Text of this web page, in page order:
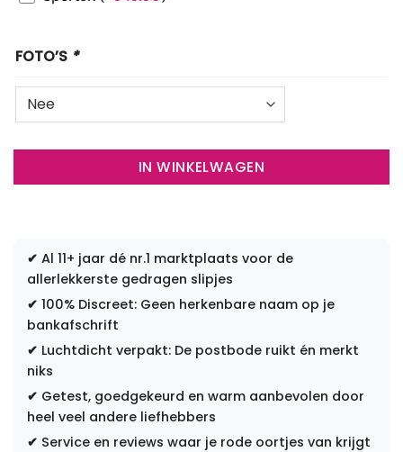
FOTO’S *
IN WINKELWAGEN
✔ Al 11+ jaar dé nr.1 marktplaats voor de
allerlekkerste gedragen slipjes
✔ 100% Discreet: Geen herkenbare naam op je
bankafschrift
✔ Luchtdicht verpakt: De postbode ruikt én merkt
niks
✔ Getest, goedgekeurd en warm aanbevolen door
heel veel andere liefhebbers
✔ Service en reviews waar je rode oortjes van krijgt